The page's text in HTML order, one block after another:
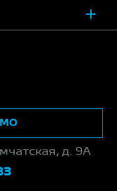
д. 9А